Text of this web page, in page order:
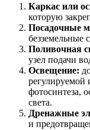
Каркас или
которую
Посадочные
безземельные
Поливочная
узел подачи
Освещение:
регулируемой
фотосинтеза,
света.
Дренажные
и